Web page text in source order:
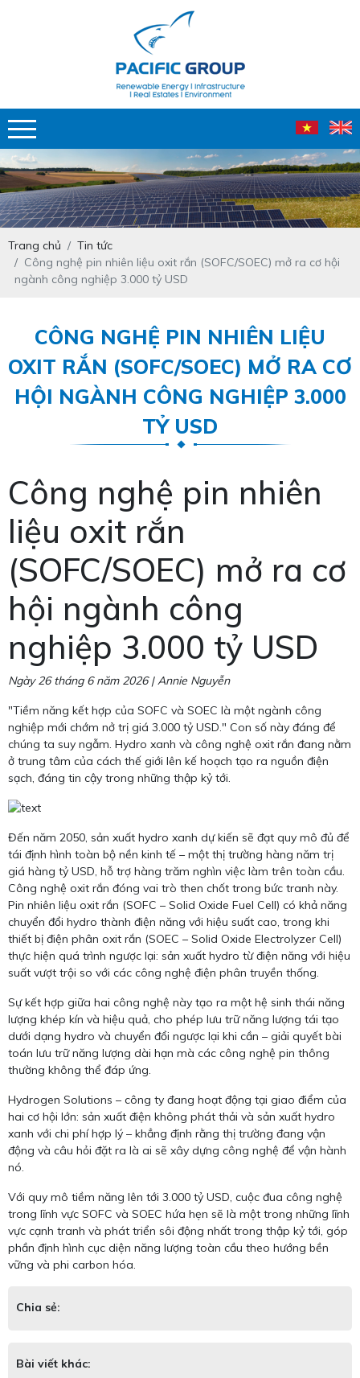
Trang chủ
Tin tức
Công nghệ pin nhiên liệu oxit rắn (SOFC/SOEC) mở ra cơ hội
ngành công nghiệp 3.000 tỷ USD
CÔNG NGHỆ PIN NHIÊN LIỆU
OXIT RẮN (SOFC/SOEC) MỞ RA CƠ
HỘI NGÀNH CÔNG NGHIỆP 3.000
TỶ USD
Công nghệ pin nhiên
liệu oxit rắn
(SOFC/SOEC) mở ra cơ
hội ngành công
nghiệp 3.000 tỷ USD
Ngày 26 tháng 6 năm 2026 | Annie Nguyễn
"Tiềm năng kết hợp của SOFC và SOEC là một ngành công
nghiệp mới chớm nở trị giá 3.000 tỷ USD." Con số này đáng để
chúng ta suy ngẫm. Hydro xanh và công nghệ oxit rắn đang nằm
ở trung tâm của cách thế giới lên kế hoạch tạo ra nguồn điện
sạch, đáng tin cậy trong những thập kỷ tới.
Đến năm 2050, sản xuất hydro xanh dự kiến sẽ đạt quy mô đủ để
tái định hình toàn bộ nền kinh tế – một thị trường hàng năm trị
giá hàng tỷ USD, hỗ trợ hàng trăm nghìn việc làm trên toàn cầu.
Công nghệ oxit rắn đóng vai trò then chốt trong bức tranh này.
Pin nhiên liệu oxit rắn (SOFC – Solid Oxide Fuel Cell) có khả năng
chuyển đổi hydro thành điện năng với hiệu suất cao, trong khi
thiết bị điện phân oxit rắn (SOEC – Solid Oxide Electrolyzer Cell)
thực hiện quá trình ngược lại: sản xuất hydro từ điện năng với hiệu
suất vượt trội so với các công nghệ điện phân truyền thống.
Sự kết hợp giữa hai công nghệ này tạo ra một hệ sinh thái năng
lượng khép kín và hiệu quả, cho phép lưu trữ năng lượng tái tạo
dưới dạng hydro và chuyển đổi ngược lại khi cần – giải quyết bài
toán lưu trữ năng lượng dài hạn mà các công nghệ pin thông
thường không thể đáp ứng.
Hydrogen Solutions – công ty đang hoạt động tại giao điểm của
hai cơ hội lớn: sản xuất điện không phát thải và sản xuất hydro
xanh với chi phí hợp lý – khẳng định rằng thị trường đang vận
động và câu hỏi đặt ra là ai sẽ xây dựng công nghệ để vận hành
nó.
Với quy mô tiềm năng lên tới 3.000 tỷ USD, cuộc đua công nghệ
trong lĩnh vực SOFC và SOEC hứa hẹn sẽ là một trong những lĩnh
vực cạnh tranh và phát triển sôi động nhất trong thập kỷ tới, góp
phần định hình cục diện năng lượng toàn cầu theo hướng bền
vững và phi carbon hóa.
Chia sẻ:
Bài viết khác: